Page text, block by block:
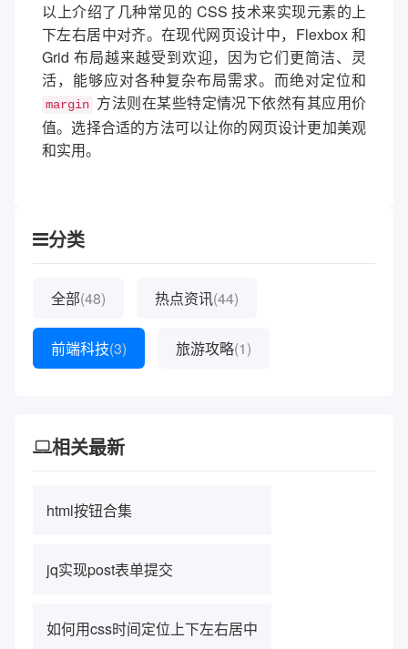
以上介绍了几种常见的 CSS 技术来实现元素的上
下左右居中对齐。在现代网页设计中，Flexbox 和
Grid 布局越来越受到欢迎，因为它们更简洁、灵
活，能够应对各种复杂布局需求。而绝对定位和
margin 方法则在某些特定情况下依然有其应用价
值。选择合适的方法可以让你的网页设计更加美观
和实用。
分类
全部(48) 热点资讯(44)
前端科技(3) 旅游攻略(1)
相关最新
html按钮合集
jq实现post表单提交
如何用css时间定位上下左右居中